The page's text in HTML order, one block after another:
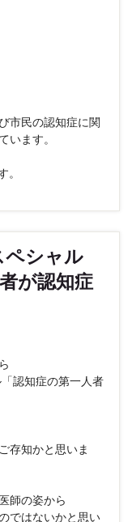
市民の認知症に関
います。
。
ペシャル
が認知症
認知症の第一人者
存知かと思いま
師の姿から
ではないかと思い